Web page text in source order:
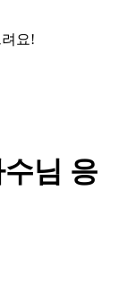
요!
님 응